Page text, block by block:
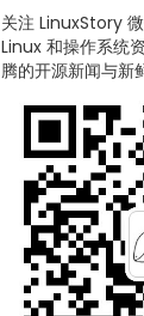
关注 LinuxStory
Linux 和操作系统
腾的开源新闻与新